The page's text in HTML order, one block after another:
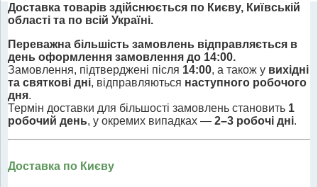
Доставка товарів здійснюється по Києву, Київській
області та по всій Україні.
Переважна більшість замовлень відправляється в
день оформлення замовлення до 14:00.
Замовлення, підтверджені після 14:00, а також у вихідні
та святкові дні, відправляються наступного робочого
дня.
Термін доставки для більшості замовлень становить 1
робочий день, у окремих випадках — 2–3 робочі дні.
Доставка по Києву